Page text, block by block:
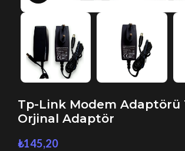
Tp-Link Modem Adaptörü
Orjinal Adaptör
₺145,20